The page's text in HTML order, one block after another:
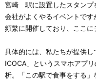
宮崎 駅に設置したスタンプ
会社がよくやるイベントで
頻繁に開催しており、ここに
具体的には、私たちが提供
ICOCA」というスマホアプ
析。「この駅で食事をする